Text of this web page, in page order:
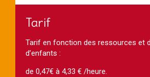
Tarif
Tarif en fonction des ressources et
d’enfants :
de 0,47€ à 4,33 € /heure.